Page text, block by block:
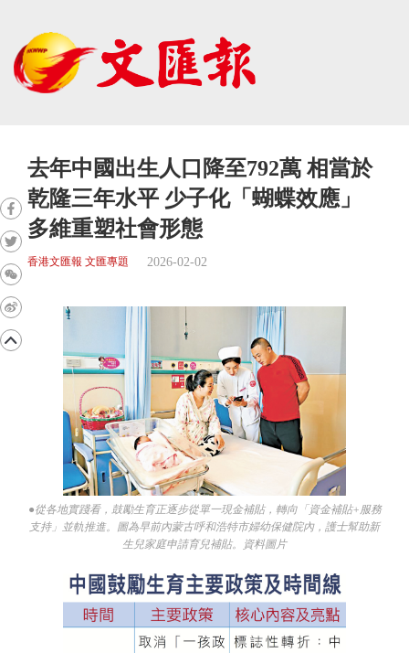
去年中國出生人口降至792萬 相當於
乾隆三年水平 少子化「蝴蝶效應」
多維重塑社會形態
香港文匯報 文匯專題 2026-02-02
●從各地實踐看，鼓勵生育正逐步從單一現金補貼，轉向「資金補貼+服務
支持」並軌推進。圖為早前內蒙古呼和浩特市婦幼保健院內，護士幫助新
生兒家庭申請育兒補貼。資料圖片